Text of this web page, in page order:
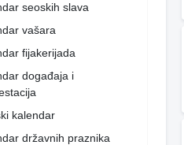
seoskih slava
vašara
fijakerijada
događaja i
kalendar
državnih praznika